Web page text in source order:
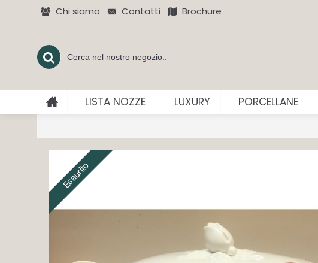
Chi siamo Contatti Brochure
LISTA NOZZE LUXURY PORCELLANE
Esaurito